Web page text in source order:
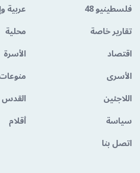
فلسطينيو 48
عربية
تقارير خاصة
محلية
اقتصاد
الأسرة
الأسرى
اللاجئين
القدس
سياسة
أقلام
اتصل بنا